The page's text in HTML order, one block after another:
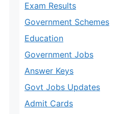
Exam Results
Government Schemes
Education
Government Jobs
Answer Keys
Govt Jobs Updates
Admit Cards